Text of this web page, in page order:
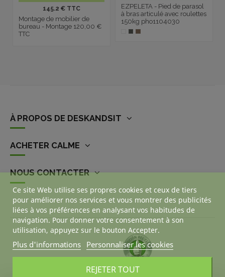
145.2 € TTC
Montage de mobilier de
bureau - Montage 120,00 €
TTC
EZPELETA - Pied de parasol
à bras articulé avec roulettes
150kg pho1104030
À PROPOS DE DESKANDSIT
ACHETER CALME
NOUS CONTACTER
Ce site Web utilise ses propres cookies et ceux de tiers
pour améliorer nos services et vous montrer des publicités
liées à vos préférences en analysant vos habitudes de
navigation. Pour donner votre consentement à son
utilisation, appuyez sur le bouton Accepter.
Plus d'informations Personnaliser les cookies
REJETER TOUT